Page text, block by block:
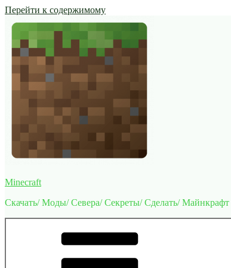
Перейти к содержимому
Minecraft
Скачать/ Моды/ Севера/ Секреты/ Сделать/ Майнкрафт